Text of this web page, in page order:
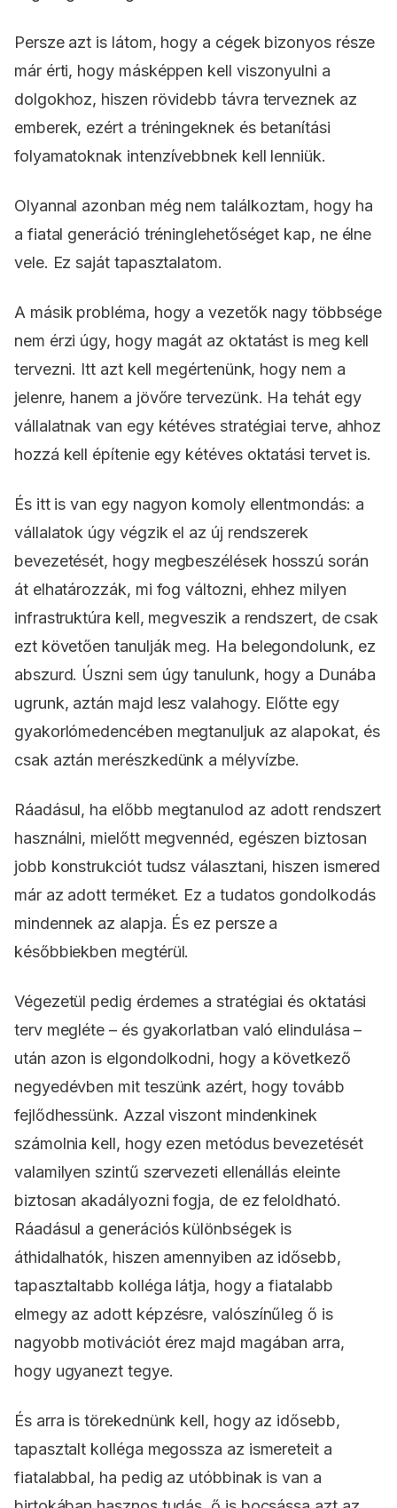
Persze azt is látom, hogy a cégek bizonyos része
már érti, hogy másképpen kell viszonyulni a
dolgokhoz, hiszen rövidebb távra terveznek az
emberek, ezért a tréningeknek és betanítási
folyamatoknak intenzívebbnek kell lenniük.
Olyannal azonban még nem találkoztam, hogy ha
a fiatal generáció tréninglehetőséget kap, ne élne
vele. Ez saját tapasztalatom.
A másik probléma, hogy a vezetők nagy többsége
nem érzi úgy, hogy magát az oktatást is meg kell
tervezni. Itt azt kell megértenünk, hogy nem a
jelenre, hanem a jövőre tervezünk. Ha tehát egy
vállalatnak van egy kétéves stratégiai terve, ahhoz
hozzá kell építenie egy kétéves oktatási tervet is.
És itt is van egy nagyon komoly ellentmondás: a
vállalatok úgy végzik el az új rendszerek
bevezetését, hogy megbeszélések hosszú során
át elhatározzák, mi fog változni, ehhez milyen
infrastruktúra kell, megveszik a rendszert, de csak
ezt követően tanulják meg. Ha belegondolunk, ez
abszurd. Úszni sem úgy tanulunk, hogy a Dunába
ugrunk, aztán majd lesz valahogy. Előtte egy
gyakorlómedencében megtanuljuk az alapokat, és
csak aztán merészkedünk a mélyvízbe.
Ráadásul, ha előbb megtanulod az adott rendszert
használni, mielőtt megvennéd, egészen biztosan
jobb konstrukciót tudsz választani, hiszen ismered
már az adott terméket. Ez a tudatos gondolkodás
mindennek az alapja. És ez persze a
későbbiekben megtérül.
Végezetül pedig érdemes a stratégiai és oktatási
terv megléte – és gyakorlatban való elindulása –
után azon is elgondolkodni, hogy a következő
negyedévben mit teszünk azért, hogy tovább
fejlődhessünk. Azzal viszont mindenkinek
számolnia kell, hogy ezen metódus bevezetését
valamilyen szintű szervezeti ellenállás eleinte
biztosan akadályozni fogja, de ez feloldható.
Ráadásul a generációs különbségek is
áthidalhatók, hiszen amennyiben az idősebb,
tapasztaltabb kolléga látja, hogy a fiatalabb
elmegy az adott képzésre, valószínűleg ő is
nagyobb motivációt érez majd magában arra,
hogy ugyanezt tegye.
És arra is törekednünk kell, hogy az idősebb,
tapasztalt kolléga megossza az ismereteit a
fiatalabbal, ha pedig az utóbbinak is van a